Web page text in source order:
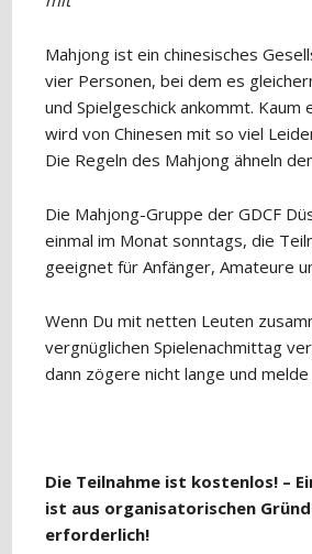
Mahjong ist ein chinesisches
vier Personen, bei dem es
und Spielgeschick ankommt. Kaum
wird von Chinesen mit so viel
Die Regeln des Mahjong ähneln
Die Mahjong-Gruppe der GDCF
einmal im Monat sonntags, die
geeignet für Anfänger, Amateure
Wenn Du mit netten Leuten
vergnüglichen Spielenachmittag
dann zögere nicht lange und melde
Die Teilnahme ist kostenlos! –
ist aus organisatorischen
erforderlich!